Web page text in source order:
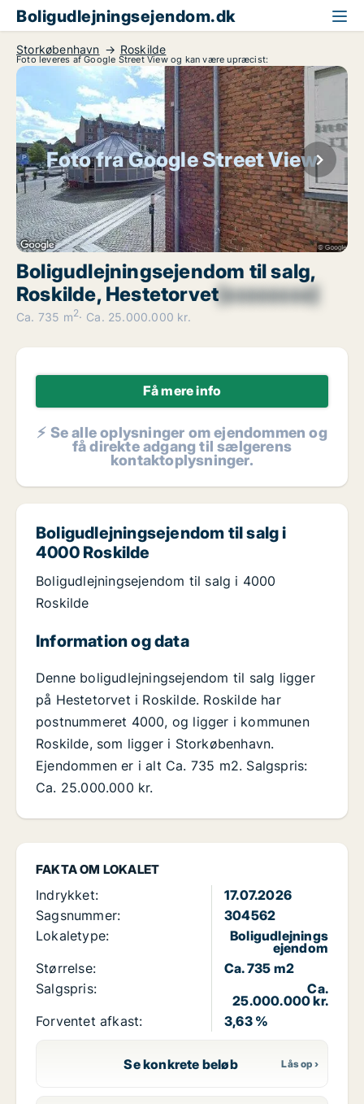
Boligudlejningsejendom.dk
Storkøbenhavn Roskilde
Foto leveres af Google Street View og kan være upræcist:
Foto fra Google Street View
Boligudlejningsejendom til salg,
Roskilde, Hestetorvet[xxxxxxxx]
Ca. 735 m2 Ca. 25.000.000 kr.
Få mere info
⚡ Se alle oplysninger om ejendommen og
få direkte adgang til sælgerens
kontaktoplysninger.
FAKTA OM LOKALET
Indrykket:
17.07.2026
Sagsnummer:
304562
Lokaletype:
Boligudlejnings
ejendom
Størrelse:
Ca. 735 m2
Salgspris:
Ca.
25.000.000 kr.
Forventet afkast:
3,63 %
Se konkrete beløb
Boligudlejningsejendom til salg i
4000 Roskilde
Boligudlejningsejendom til salg i 4000
Roskilde
Information og data
Denne boligudlejningsejendom til salg ligger
på Hestetorvet i Roskilde. Roskilde har
postnummeret 4000, og ligger i kommunen
Roskilde, som ligger i Storkøbenhavn.
Ejendommen er i alt Ca. 735 m2. Salgspris:
Ca. 25.000.000 kr.